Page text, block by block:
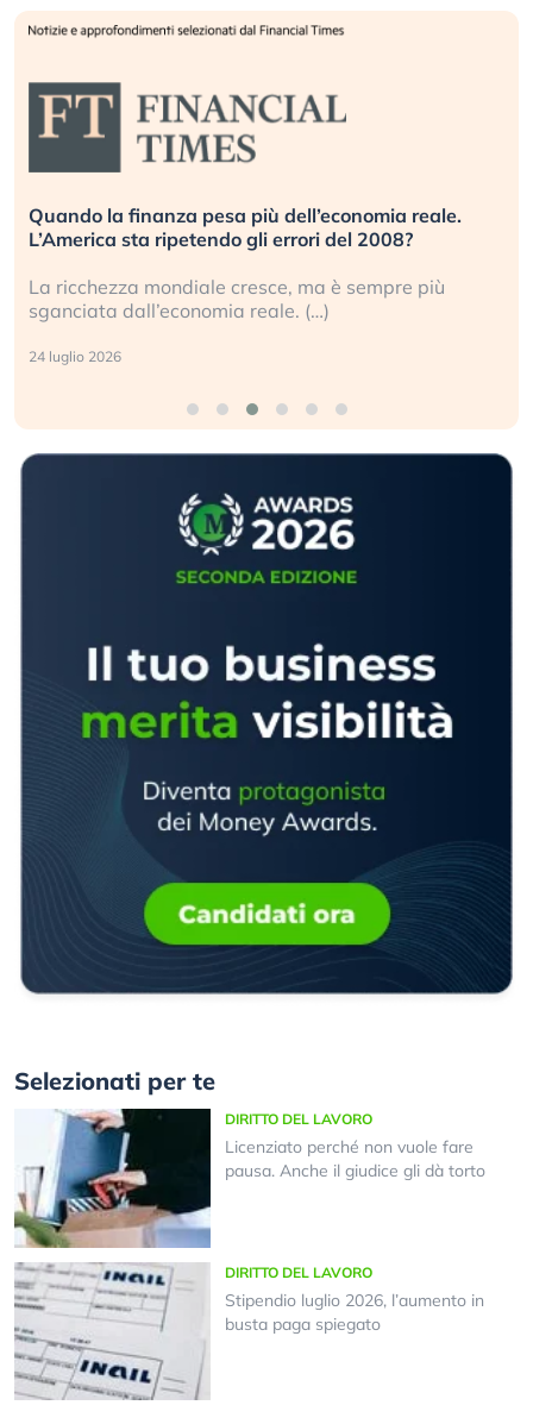
Quando la finanza pesa più dell’economia reale.
L’America sta ripetendo gli errori del 2008?
La ricchezza mondiale cresce, ma è sempre più
sganciata dall’economia reale. (…)
24 luglio 2026
Selezionati per te
DIRITTO DEL LAVORO
Licenziato perché non vuole fare
pausa. Anche il giudice gli dà torto
DIRITTO DEL LAVORO
Stipendio luglio 2026, l’aumento in
busta paga spiegato